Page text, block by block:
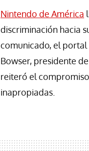
Nintendo de América
discriminación hacia
comunicado, el
Bowser, presidente
reiteró el
inapropiadas.